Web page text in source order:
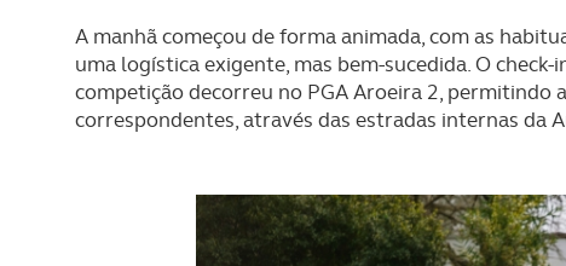
A manhã começou de forma animada, com as
uma logística exigente, mas bem-sucedida. O check-
competição decorreu no PGA Aroeira 2, permitindo
correspondentes, através das estradas internas da